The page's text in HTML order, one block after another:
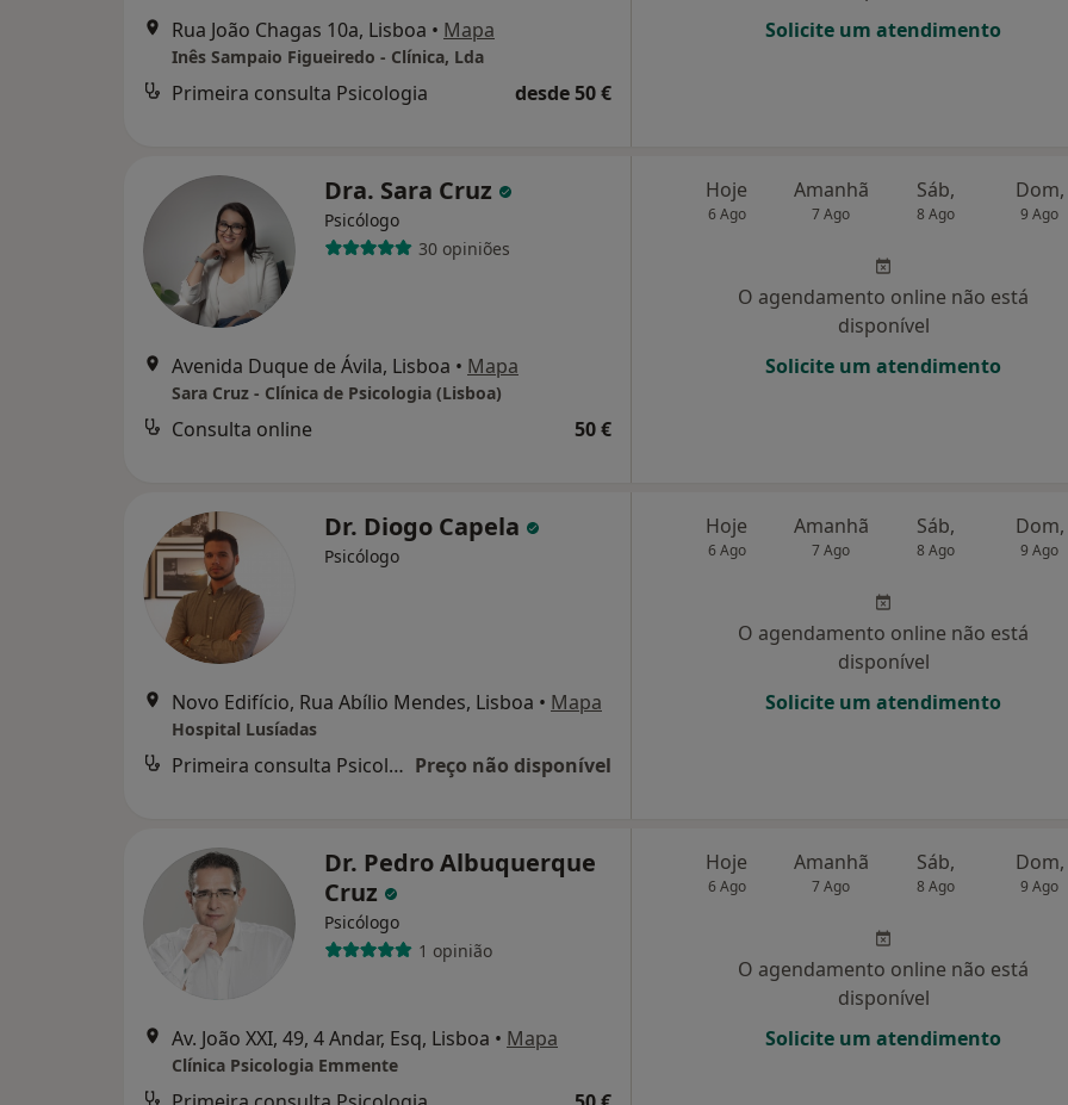
Rua João Chagas 10a, Lisboa • Mapa
Inês Sampaio Figueiredo - Clínica, Lda
Primeira consulta Psicologia desde 50 €
Solicite um atendimento
Dra. Sara Cruz
Psicólogo
30 opiniões
Avenida Duque de Ávila, Lisboa • Mapa
Sara Cruz - Clínica de Psicologia (Lisboa)
Consulta online 50 €
Hoje
6 Ago
Amanhã
7 Ago
Sáb,
8 Ago
Dom,
9 Ago
O agendamento online não está
disponível
Solicite um atendimento
Dr. Diogo Capela
Psicólogo
Novo Edifício, Rua Abílio Mendes, Lisboa • Mapa
Hospital Lusíadas
Primeira consulta Psicologia Preço não disponível
Hoje
6 Ago
Amanhã
7 Ago
Sáb,
8 Ago
Dom,
9 Ago
O agendamento online não está
disponível
Solicite um atendimento
Dr. Pedro Albuquerque
Cruz
Psicólogo
1 opinião
Av. João XXI, 49, 4 Andar, Esq, Lisboa • Mapa
Clínica Psicologia Emmente
Hoje
6 Ago
Amanhã
7 Ago
Sáb,
8 Ago
Dom,
9 Ago
O agendamento online não está
disponível
Solicite um atendimento